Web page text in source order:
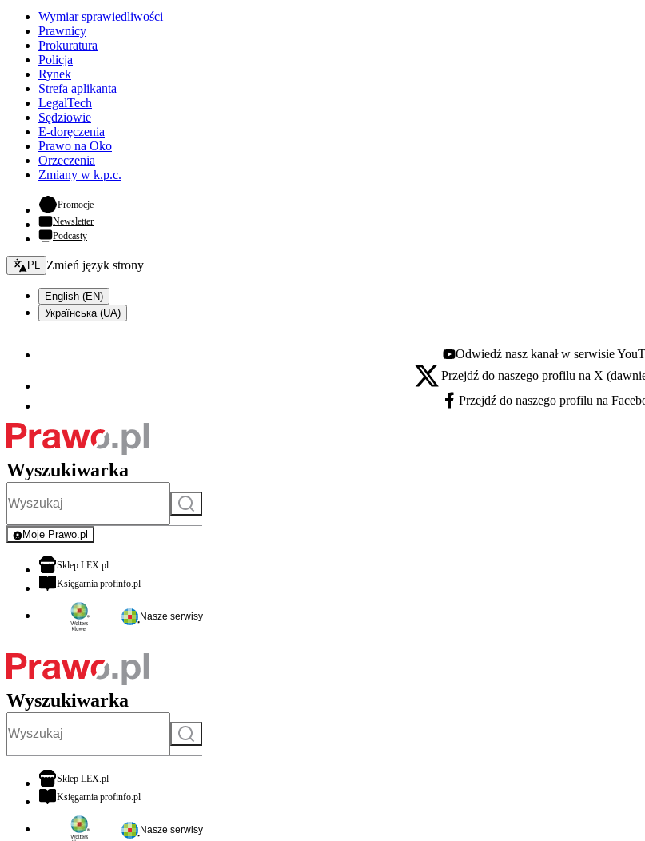
Wymiar sprawiedliwości
Prawnicy
Prokuratura
Policja
Rynek
Strefa aplikanta
LegalTech
Sędziowie
E-doręczenia
Prawo na Oko
Orzeczenia
Zmiany w k.p.c.
Promocje- otwiera się w nowej karcie
Newsletter
Podcasty
Zmień język - bieżący:
PL Zmień język strony
English (EN)
Українська (UA)
Youtube - otwiera się w nowej karcie
Odwiedź nasz kanał w serwisie
X - otwiera się w nowej karcie
Przejdź do naszego profilu na X
Facebook - otwiera się w nowej karcie
Przejdź do naszego profilu na
Wyszukiwarka
Szukaj
Moje Prawo.pl
- rejestracja i logowanie do serwisu
Sklep LEX.plotwiera się w nowej karcie
Księgarnia profinfo.plotwiera się w nowej karcie
Nasze serwisy
Wyszukiwarka
Szukaj
Sklep LEX.plotwiera się w nowej karcie
Księgarnia profinfo.plotwiera się w nowej karcie
Nasze serwisy